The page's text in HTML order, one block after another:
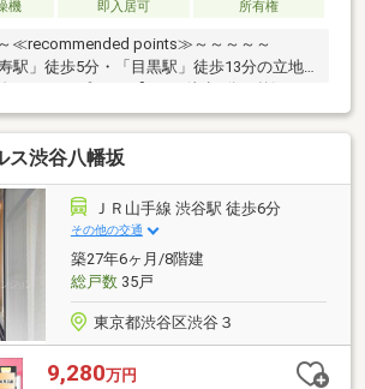
機
即入居可 所有権
≪recommended points≫～～～～～
駅」徒歩5分・「目黒駅」徒歩13分の立地!
快適、セブンイレブンがマンションの隣！
部屋につき、陽当たり・通風ともに良好で
フルリノベーション歴のある綺麗なお部
～～～～～～～～～～～～～～～～～～～
ら購入可!長期低金利50年ローン!◆提携銀
宅ローンご相談下さい!◆車でまとめてご案
で送迎も可!◆年中無休!即日対応させていた
円QUOプレゼントキャンペーン♪◆フ
でCM放映♪
ス渋谷八幡坂
ＪＲ山手線 渋谷駅 徒歩6分
その他の交通
築27年6ヶ月/8階建
総戸数35戸
東京都渋谷区渋谷３
9,280万円